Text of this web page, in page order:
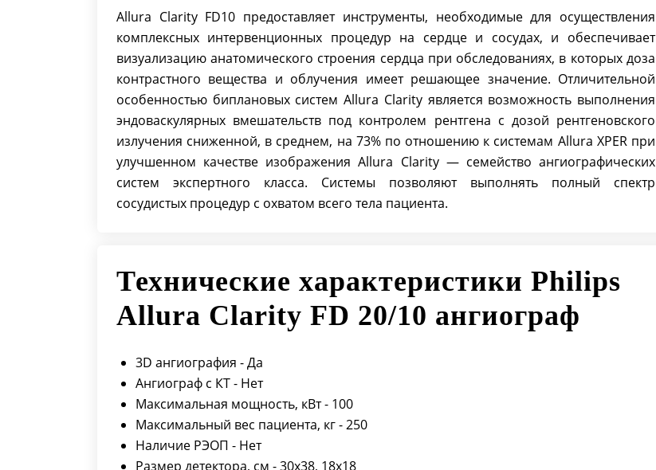
Двухпроекционный
Функция субтракции - Да
Функция увеличения
изображения - Да
Allura Clarity FD10 предоставляет инструменты, необходимые для осуществления
комплексных интервенционных процедур на сердце и сосудах, и обеспечивает
визуализацию анатомического строения сердца при обследованиях, в которых доза
контрастного вещества и облучения имеет решающее значение. Отличительной
особенностью биплановых систем Allura Clarity является возможность выполнения
эндоваскулярных вмешательств под контролем рентгена с дозой рентгеновского
излучения сниженной, в среднем, на 73% по отношению к системам Allura XPER при
улучшенном качестве изображения Allura Clarity — семейство ангиографических
систем экспертного класса. Системы позволяют выполнять полный спектр
сосудистых процедур с охватом всего тела пациента.
Технические характеристики Philips
Allura Clarity FD 20/10 ангиограф
3D ангиография - Да
Ангиограф с КТ - Нет
Максимальная мощность, кВт - 100
Максимальный вес пациента, кг - 250
Наличие РЭОП - Нет
Размер детектора, см - 30x38, 18x18